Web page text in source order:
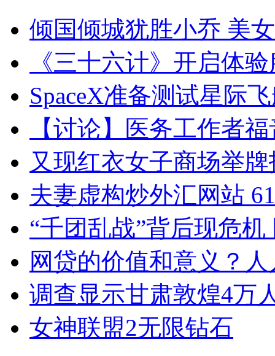
倾国倾城犹胜小乔 美
《三十六计》开启体
SpaceX准备测试星际
【讨论】医务工作者
又现红衣女子商场举
夫妻虚构炒外汇网站
“千团乱战”背后现危
网贷的价值和意义？
调查显示甘肃敦煌4万
女神联盟2无限钻石